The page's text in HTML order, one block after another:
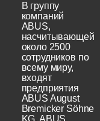
В группу
компаний
ABUS,
насчитывающей
около 2500
сотрудников по
всему миру,
входят
предприятия
ABUS August
Bremicker Söhne